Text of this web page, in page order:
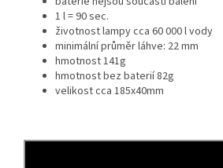
1 l = 90 sec.
životnost lampy cca 60 000 l vody
minimální průměr láhve: 22 mm
hmotnost 141g
hmotnost bez baterií 82g
velikost cca 185x40mm